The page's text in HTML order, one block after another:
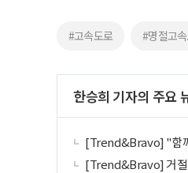
#고속도로 #명절고
한승희 기자의 주요
[Trend&Bravo] "함
[Trend&Bravo] 거절